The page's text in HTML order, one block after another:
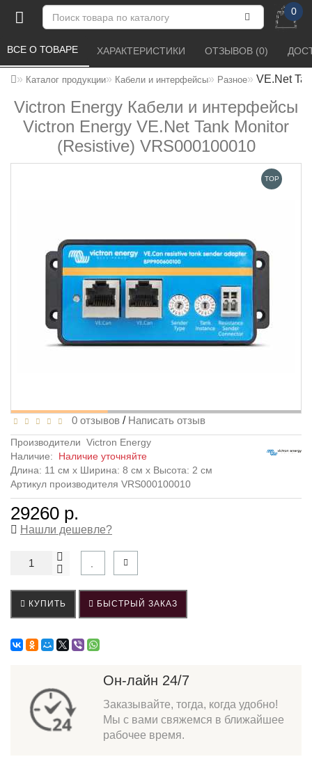
0
Каталог продукции Кабели и интерфейсы Разное VE.Net
Victron Energy Кабели и интерфейсы
Victron Energy VE.Net Tank Monitor
(Resistive) VRS000100010
ВСЕ О ТОВАРЕ ХАРАКТЕРИСТИКИ ОТЗЫВОВ (0)
TOP
0 отзывов / Написать отзыв
Производители Victron Energy
Наличие: Наличие уточняйте
Длина: 11 см x Ширина: 8 см x Высота: 2 см
Артикул производителя VRS000100010
29260 р.
Нашли дешевле?
КУПИТЬ БЫСТРЫЙ ЗАКАЗ
Он-лайн 24/7
Заказывайте, тогда, когда удобно!
Мы с вами свяжемся в ближайшее
рабочее время.